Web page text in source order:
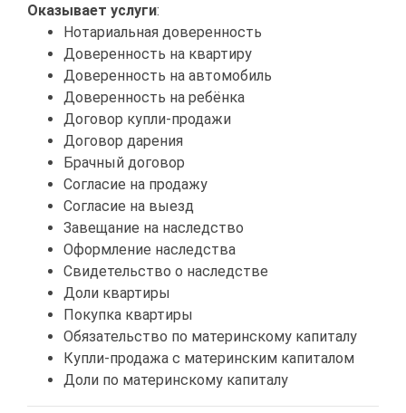
Оказывает услуги:
Нотариальная доверенность
Доверенность на квартиру
Доверенность на автомобиль
Доверенность на ребёнка
Договор купли-продажи
Договор дарения
Брачный договор
Согласие на продажу
Согласие на выезд
Завещание на наследство
Оформление наследства
Свидетельство о наследстве
Доли квартиры
Покупка квартиры
Обязательство по материнскому капиталу
Купли-продажа с материнским капиталом
Доли по материнскому капиталу